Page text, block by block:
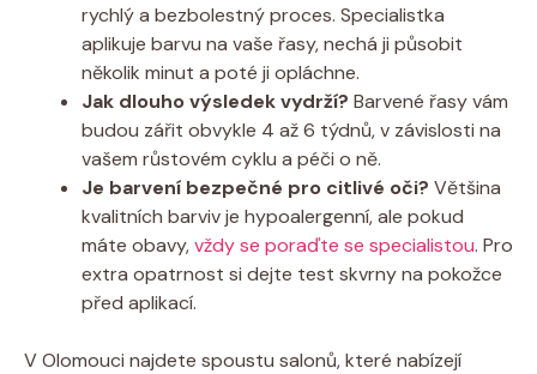
rychlý a bezbolestný proces. Specialistka
aplikuje barvu na vaše řasy, nechá ji působit
několik minut a poté ji opláchne.
Jak dlouho výsledek vydrží? Barvené řasy vám
budou zářit obvykle 4 až 6 týdnů, v závislosti na
vašem růstovém cyklu a péči o ně.
Je barvení bezpečné pro citlivé oči? Většina
kvalitních barviv je hypoalergenní, ale pokud
máte obavy,vždy se poraďte se specialistou. Pro
extra opatrnost si dejte test skvrny na pokožce
před aplikací.
V Olomouci najdete spoustu salonů, které nabízejí